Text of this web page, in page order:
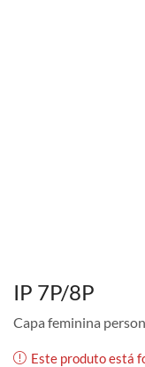
IP 7P/8P
Capa feminina
Este produto está